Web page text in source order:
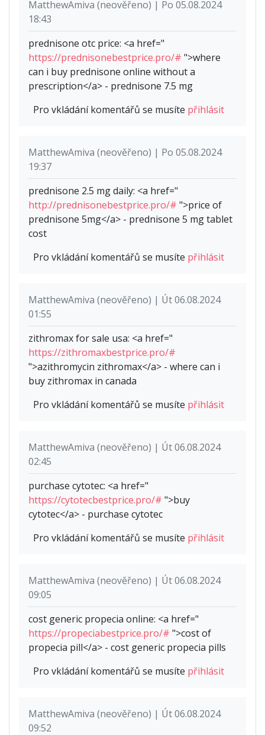
MatthewAmiva (neověřeno) | Po 05.08.2024
18:43
prednisone otc price: <a href="
https://prednisonebestprice.pro/# ">where
can i buy prednisone online without a
prescription</a> - prednisone 7.5 mg
Pro vkládání komentářů se musíte přihlásit
MatthewAmiva (neověřeno) | Po 05.08.2024
19:37
prednisone 2.5 mg daily: <a href="
http://prednisonebestprice.pro/# ">price of
prednisone 5mg</a> - prednisone 5 mg tablet
cost
Pro vkládání komentářů se musíte přihlásit
MatthewAmiva (neověřeno) | Út 06.08.2024
01:55
zithromax for sale usa: <a href="
https://zithromaxbestprice.pro/#
">azithromycin zithromax</a> - where can i
buy zithromax in canada
Pro vkládání komentářů se musíte přihlásit
MatthewAmiva (neověřeno) | Út 06.08.2024
02:45
purchase cytotec: <a href="
https://cytotecbestprice.pro/# ">buy
cytotec</a> - purchase cytotec
Pro vkládání komentářů se musíte přihlásit
MatthewAmiva (neověřeno) | Út 06.08.2024
09:05
cost generic propecia online: <a href="
https://propeciabestprice.pro/# ">cost of
propecia pill</a> - cost generic propecia pills
Pro vkládání komentářů se musíte přihlásit
MatthewAmiva (neověřeno) | Út 06.08.2024
09:52